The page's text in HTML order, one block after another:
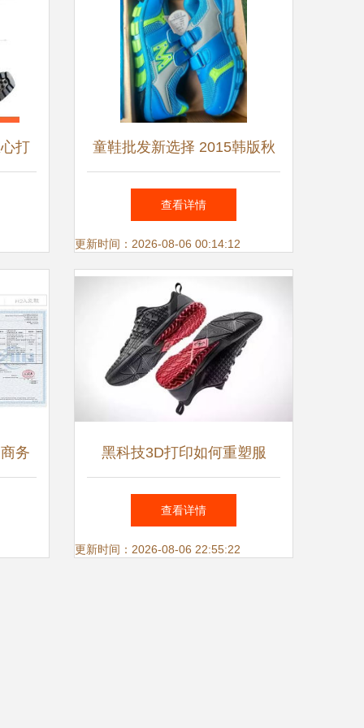
打 童鞋批发新选择 2015韩版秋
款儿童运动鞋库存解析
查看详情
更新时间：2026-08-06 00:14:12
务 黑科技3D打印如何重塑服
装、鞋业与包装制造业
查看详情
更新时间：2026-08-06 22:55:22